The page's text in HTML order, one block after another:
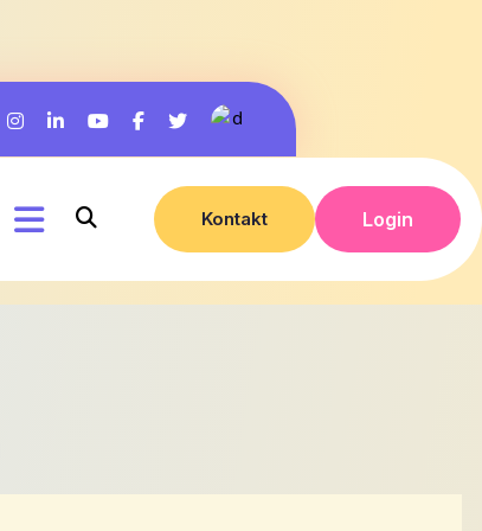
Kontakt Login